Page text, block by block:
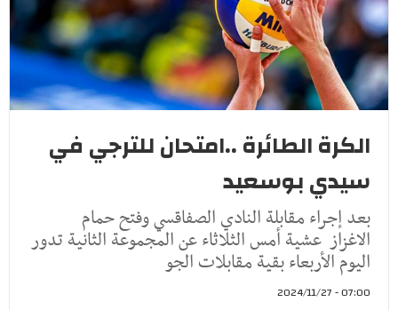
الكرة الطائرة ..امتحان للترجي في
سيدي بوسعيد
بعد إجراء مقابلة النادي الصفاقسي وفتح حمام
الاغزاز عشية أمس الثلاثاء عن المجموعة الثانية تدور
اليوم الأربعاء بقية مقابلات الجو
07:00 - 2024/11/27